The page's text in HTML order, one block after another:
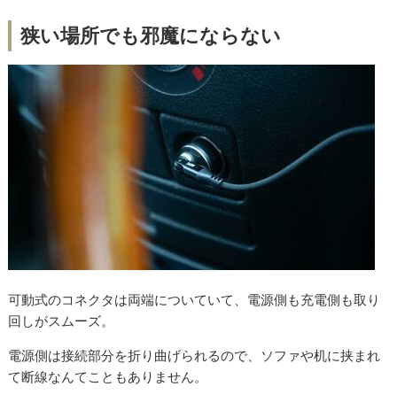
狭い場所でも邪魔にならない
可動式のコネクタは両端についていて、電源側も充電側も取り
回しがスムーズ。
電源側は接続部分を折り曲げられるので、ソファや机に挟まれ
て断線なんてこともありません。